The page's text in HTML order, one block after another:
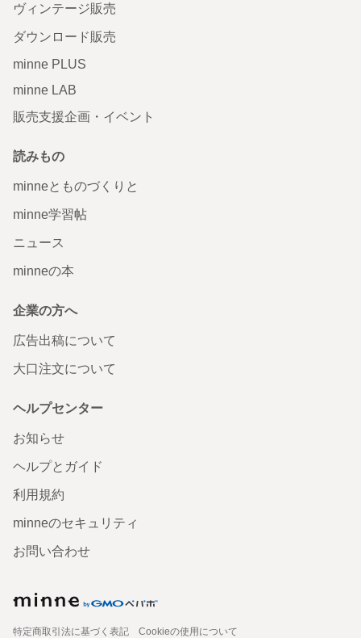
ヴィンテージ販売
ダウンロード販売
minne PLUS
minne LAB
販売支援企画・イベント
読みもの
minneとものづくりと
minne学習帖
ニュース
minneの本
企業の方へ
広告出稿について
大口注文について
ヘルプセンター
お知らせ
ヘルプとガイド
利用規約
minneのセキュリティ
お問い合わせ
特定商取引法に基づく表記
Cookieの使用について